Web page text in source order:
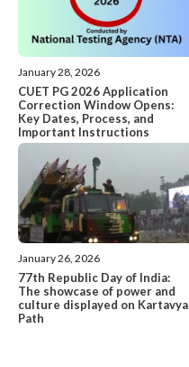
January 28, 2026
CUET PG 2026 Application
Correction Window Opens:
Key Dates, Process, and
Important Instructions
January 26, 2026
77th Republic Day of India:
The showcase of power and
culture displayed on Kartavya
Path